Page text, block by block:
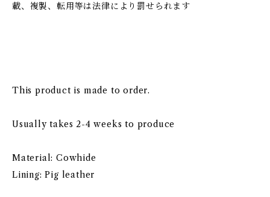
載、複製、転用等は法律により罰せられます
This product is made to order.
Usually takes 2-4 weeks to produce
Material: Cowhide
Lining: Pig leather